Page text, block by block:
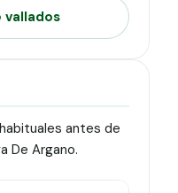
vallados
antes de
De Argano.